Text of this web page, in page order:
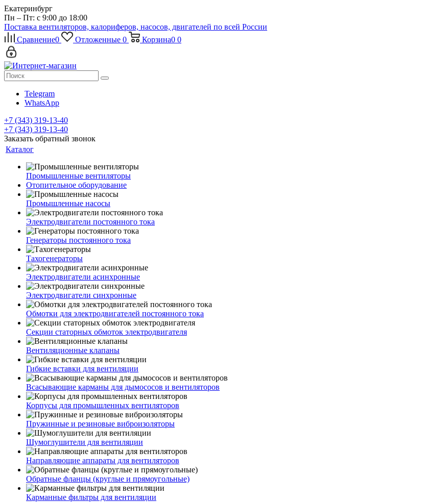
Екатеринбург
Пн – Пт: с 9:00 до 18:00
Поставка вентиляторов, калориферов, насосов, двигателей по всей России
Сравнение0 Отложенные 0 Корзина0 0
Telegram
WhatsApp
+7 (343) 319-13-40
+7 (343) 319-13-40
Заказать обратный звонок
Каталог
Промышленные вентиляторы
Отопительное оборудование
Промышленные насосы
Электродвигатели постоянного тока
Генераторы постоянного тока
Тахогенераторы
Электродвигатели асинхронные
Электродвигатели синхронные
Обмотки для электродвигателей постоянного тока
Секции статорных обмоток электродвигателя
Вентиляционные клапаны
Гибкие вставки для вентиляции
Всасывающие карманы для дымососов и вентиляторов
Корпусы для промышленных вентиляторов
Пружинные и резиновые виброизоляторы
Шумоглушители для вентиляции
Направляющие аппараты для вентиляторов
Обратные фланцы (круглые и прямоугольные)
Карманные фильтры для вентиляции